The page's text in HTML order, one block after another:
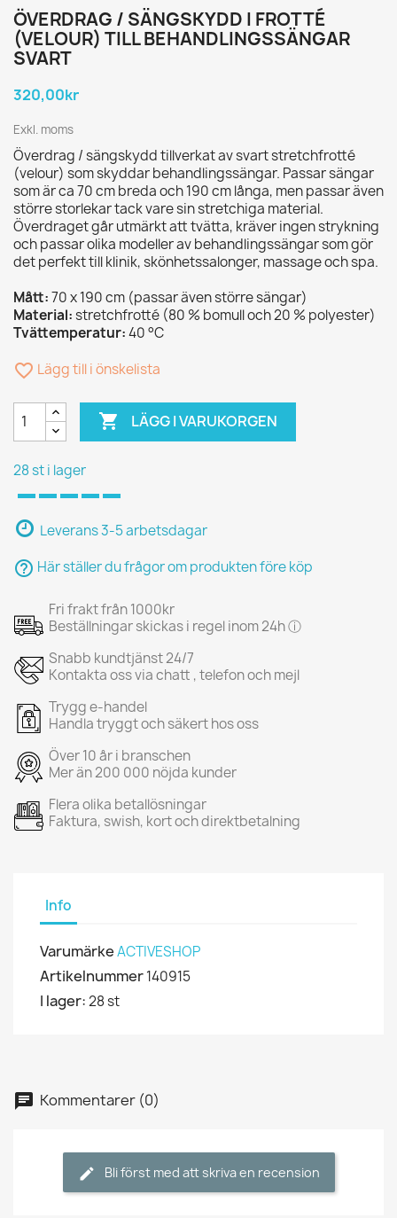
ÖVERDRAG / SÄNGSKYDD I FROTTÉ
(VELOUR) TILL BEHANDLINGSSÄNGAR
SVART
320,00kr
Exkl. moms
Överdrag / sängskydd tillverkat av svart stretchfrotté
(velour) som skyddar behandlingssängar. Passar sängar
som är ca 70 cm breda och 190 cm långa, men passar även
större storlekar tack vare sin stretchiga material.
Överdraget går utmärkt att tvätta, kräver ingen strykning
och passar olika modeller av behandlingssängar som gör
det perfekt till klinik, skönhetssalonger, massage och spa.
Mått:70 x 190 cm (passar även större sängar)
Material:stretchfrotté (80 % bomull och 20 % polyester)
Tvättemperatur:40 °C
favorite_border Lägg till i önskelista
 LÄGG I VARUKORGEN
28 st i lager
Leverans 3-5 arbetsdagar
help_outline Här ställer du frågor om produkten före köp
Fri frakt från 1000kr
Beställningar skickas i regel inom 24h ⓘ
Snabb kundtjänst 24/7
Kontakta oss via chatt , telefon och mejl
Trygg e-handel
Handla tryggt och säkert hos oss
Över 10 år i branschen
Mer än 200 000 nöjda kunder
Flera olika betallösningar
Faktura, swish, kort och direktbetalning
Info
VarumärkeACTIVESHOP
Artikelnummer140915
I lager:28 st
Kommentarer (0)
Bli först med att skriva en recension